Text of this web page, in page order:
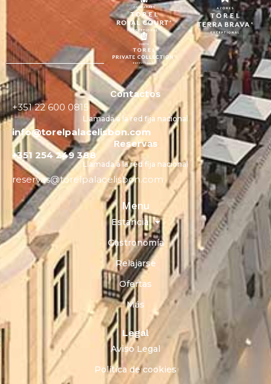
Contactos
+351 22 600 0815
Llamada a la red fija nacional
info@torelpalacelisbon.com
Reservas
+351 254 249 388
Llamada a la red fija nacional
reservas@torelpalacelisbon.com
Menu
Estancia
Gastronomía
Relajarse
Ofertas
Más
Legal
Aviso Legal
Política de cookies